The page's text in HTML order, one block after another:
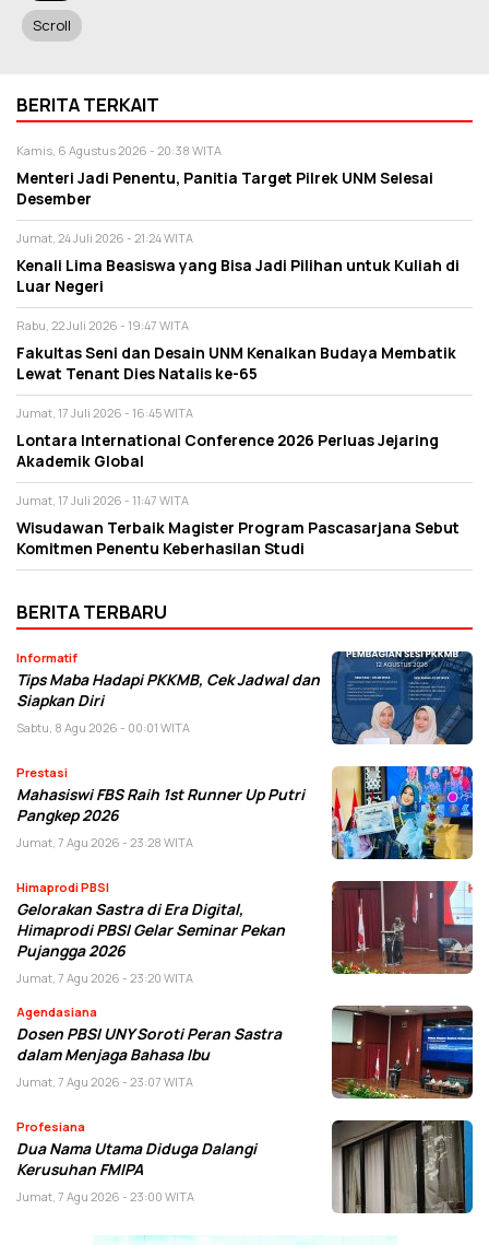
Scroll
BERITA TERKAIT
Kamis, 6 Agustus 2026 - 20:38 WITA
Menteri Jadi Penentu, Panitia Target Pilrek UNM Selesai
Desember
Jumat, 24 Juli 2026 - 21:24 WITA
Kenali Lima Beasiswa yang Bisa Jadi Pilihan untuk Kuliah di
Luar Negeri
Rabu, 22 Juli 2026 - 19:47 WITA
Fakultas Seni dan Desain UNM Kenalkan Budaya Membatik
Lewat Tenant Dies Natalis ke-65
Jumat, 17 Juli 2026 - 16:45 WITA
Lontara International Conference 2026 Perluas Jejaring
Akademik Global
Jumat, 17 Juli 2026 - 11:47 WITA
Wisudawan Terbaik Magister Program Pascasarjana Sebut
Komitmen Penentu Keberhasilan Studi
BERITA TERBARU
Informatif
Tips Maba Hadapi PKKMB, Cek Jadwal dan
Siapkan Diri
Sabtu, 8 Agu 2026 - 00:01 WITA
Prestasi
Mahasiswi FBS Raih 1st Runner Up Putri
Pangkep 2026
Jumat, 7 Agu 2026 - 23:28 WITA
Himaprodi PBSI
Gelorakan Sastra di Era Digital,
Himaprodi PBSI Gelar Seminar Pekan
Pujangga 2026
Jumat, 7 Agu 2026 - 23:20 WITA
Agendasiana
Dosen PBSI UNY Soroti Peran Sastra
dalam Menjaga Bahasa Ibu
Jumat, 7 Agu 2026 - 23:07 WITA
Profesiana
Dua Nama Utama Diduga Dalangi
Kerusuhan FMIPA
Jumat, 7 Agu 2026 - 23:00 WITA